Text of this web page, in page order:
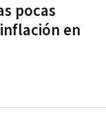
pocas
en